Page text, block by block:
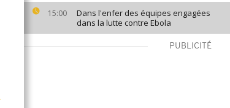
15:00
Dans l'enfer des équipes engagées
dans la lutte contre Ebola
PUBLICITÉ